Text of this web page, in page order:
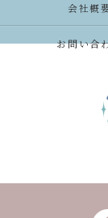
会社概
お問い合